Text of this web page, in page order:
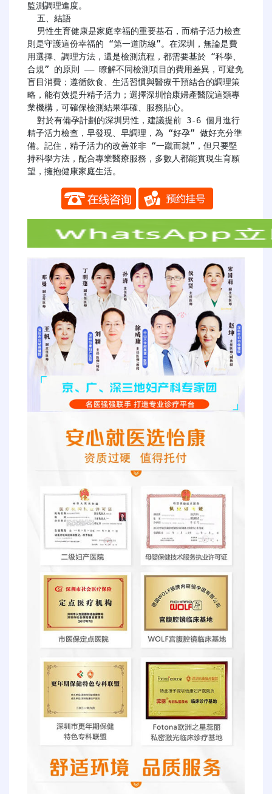
監測調理進度。
則是守護這份幸福的 “第一道防線”。在深圳，無論是費
用選擇、調理方法，還是檢測流程，都需要基於 “科學、
合規” 的原則 —— 瞭解不同檢測項目的費用差異，可避免
盲目消費；遵循飲食、生活習慣與醫療干預結合的調理策
略，能有效提升精子活力；選擇深圳怡康婦產醫院這類專
業機構，可確保檢測結果準確、服務貼心。
精子活力檢查，早發現、早調理，為 “好孕” 做好充分準
備。記住，精子活力的改善並非 “一蹴而就”，但只要堅
持科學方法，配合專業醫療服務，多數人都能實現生育願
望，擁抱健康家庭生活。